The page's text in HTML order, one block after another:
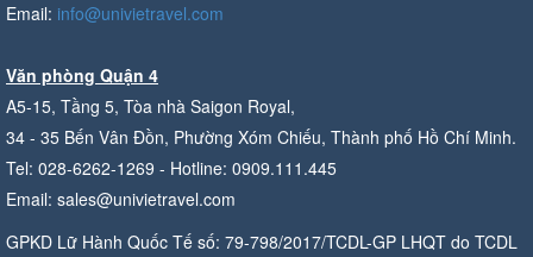
Email: info@univietravel.com
Văn phòng Quận 4
A5-15, Tầng 5, Tòa nhà Saigon Royal,
34 - 35 Bến Vân Đồn, Phường Xóm Chiếu, Thành phố Hồ Chí Minh.
Tel: 028-6262-1269 - Hotline: 0909.111.445
Email: sales@univietravel.com
GPKD Lữ Hành Quốc Tế số: 79-798/2017/TCDL-GP LHQT do TCDL